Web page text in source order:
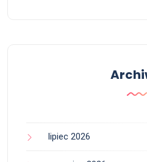
lipiec 2026